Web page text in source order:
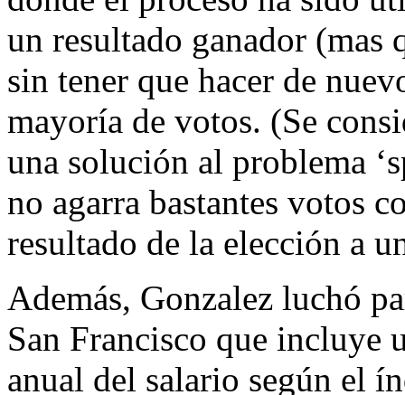
un resultado ganador
sin tener que hacer de
mayoría de votos. (Se
una solución al problema
no agarra bastantes votos
resultado de la elección a
Además, Gonzalez luchó
San Francisco que incluye
anual del salario según el